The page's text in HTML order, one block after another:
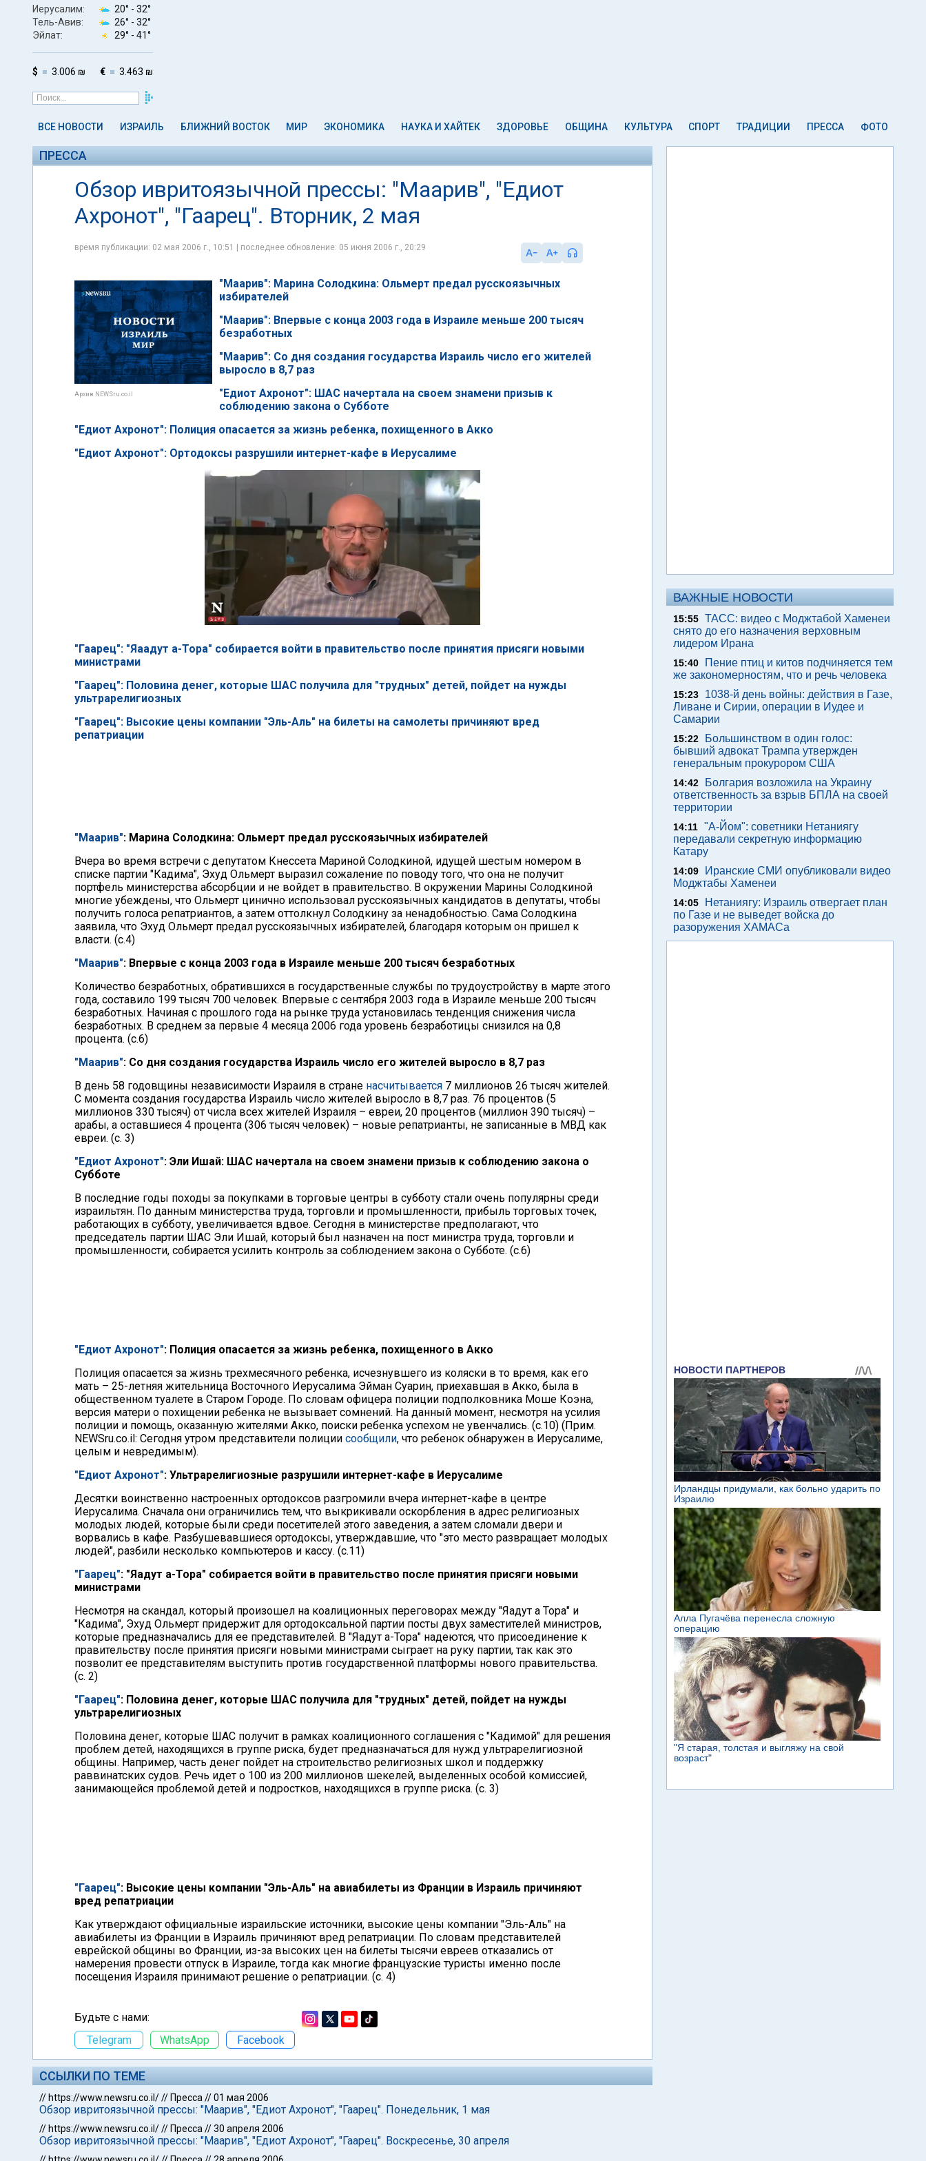
Иерусалим: 20° - 32°
Тель-Авив:
26° - 32°
Эйлат:
29° - 41°
$ 3.006 ₪ € 3.463 ₪
ВСЕ НОВОСТИ ИЗРАИЛЬ БЛИЖНИЙ ВОСТОК МИР ЭКОНОМИКА НАУКА И ХАЙТЕК ЗДОРОВЬЕ ОБЩИНА КУЛЬТУРА СПОРТ ТРАДИЦИИ ПРЕССА ФОТО
ПРЕССА
Обзор ивритоязычной прессы: "Маарив", "Едиот
Ахронот", "Гаарец". Вторник, 2 мая
время публикации: 02 мая 2006 г., 10:51 | последнее обновление: 05 июня 2006 г., 20:29
Архив NEWSru.co.il
"Маарив": Марина Солодкина: Ольмерт предал русскоязычных
избирателей
"Маарив": Впервые с конца 2003 года в Израиле меньше 200 тысяч
безработных
"Маарив": Со дня создания государства Израиль число его жителей
выросло в 8,7 раз
"Едиот Ахронот": ШАС начертала на своем знамени призыв к
соблюдению закона о Субботе
"Едиот Ахронот": Полиция опасается за жизнь ребенка, похищенного в Акко
"Едиот Ахронот": Ортодоксы разрушили интернет-кафе в Иерусалиме
"Гаарец": "Яаадут а-Тора" собирается войти в правительство после принятия присяги новыми
министрами
"Гаарец": Половина денег, которые ШАС получила для "трудных" детей, пойдет на нужды
ультрарелигиозных
"Гаарец": Высокие цены компании "Эль-Аль" на билеты на самолеты причиняют вред
репатриации
"Маарив": Марина Солодкина: Ольмерт предал русскоязычных избирателей
Вчера во время встречи с депутатом Кнессета Мариной Солодкиной, идущей шестым номером в
списке партии "Кадима", Эхуд Ольмерт выразил сожаление по поводу того, что она не получит
портфель министерства абсорбции и не войдет в правительство. В окружении Марины Солодкиной
многие убеждены, что Ольмерт цинично использовал русскоязычных кандидатов в депутаты, чтобы
получить голоса репатриантов, а затем оттолкнул Солодкину за ненадобностью. Сама Солодкина
заявила, что Эхуд Ольмерт предал русскоязычных избирателей, благодаря которым он пришел к
власти. (с.4)
"Маарив": Впервые с конца 2003 года в Израиле меньше 200 тысяч безработных
Количество безработных, обратившихся в государственные службы по трудоустройству в марте этого
года, составило 199 тысяч 700 человек. Впервые с сентября 2003 года в Израиле меньше 200 тысяч
безработных. Начиная с прошлого года на рынке труда установилась тенденция снижения числа
безработных. В среднем за первые 4 месяца 2006 года уровень безработицы снизился на 0,8
процента. (с.6)
"Маарив": Со дня создания государства Израиль число его жителей выросло в 8,7 раз
В день 58 годовщины независимости Израиля в стране насчитывается 7 миллионов 26 тысяч жителей.
С момента создания государства Израиль число жителей выросло в 8,7 раз. 76 процентов (5
миллионов 330 тысяч) от числа всех жителей Израиля – евреи, 20 процентов (миллион 390 тысяч) –
арабы, а оставшиеся 4 процента (306 тысяч человек) – новые репатрианты, не записанные в МВД как
евреи. (с. 3)
"Едиот Ахронот": Эли Ишай: ШАС начертала на своем знамени призыв к соблюдению закона о
Субботе
В последние годы походы за покупками в торговые центры в субботу стали очень популярны среди
израильтян. По данным министерства труда, торговли и промышленности, прибыль торговых точек,
работающих в субботу, увеличивается вдвое. Сегодня в министерстве предполагают, что
председатель партии ШАС Эли Ишай, который был назначен на пост министра труда, торговли и
промышленности, собирается усилить контроль за соблюдением закона о Субботе. (с.6)
"Едиот Ахронот": Полиция опасается за жизнь ребенка, похищенного в Акко
Полиция опасается за жизнь трехмесячного ребенка, исчезнувшего из коляски в то время, как его
мать – 25-летняя жительница Восточного Иерусалима Эйман Суарин, приехавшая в Акко, была в
общественном туалете в Старом Городе. По словам офицера полиции подполковника Моше Коэна,
версия матери о похищении ребенка не вызывает сомнений. На данный момент, несмотря на усилия
полиции и помощь, оказанную жителями Акко, поиски ребенка успехом не увенчались. (с.10) (Прим.
NEWSru.co.il: Сегодня утром представители полиции сообщили, что ребенок обнаружен в Иерусалиме,
целым и невредимым).
"Едиот Ахронот": Ультрарелигиозные разрушили интернет-кафе в Иерусалиме
Десятки воинственно настроенных ортодоксов разгромили вчера интернет-кафе в центре
Иерусалима. Сначала они ограничились тем, что выкрикивали оскорбления в адрес религиозных
молодых людей, которые были среди посетителей этого заведения, а затем сломали двери и
ворвались в кафе. Разбушевавшиеся ортодоксы, утверждавшие, что "это место развращает молодых
людей", разбили несколько компьютеров и кассу. (с.11)
"Гаарец": "Яадут а-Тора" собирается войти в правительство после принятия присяги новыми
министрами
Несмотря на скандал, который произошел на коалиционных переговорах между "Яадут а Тора" и
"Кадима", Эхуд Ольмерт придержит для ортодоксальной партии посты двух заместителей министров,
которые предназначались для ее представителей. В "Яадут а-Тора" надеются, что присоединение к
правительству после принятия присяги новыми министрами сыграет на руку партии, так как это
позволит ее представителям выступить против государственной платформы нового правительства.
(с. 2)
"Гаарец": Половина денег, которые ШАС получила для "трудных" детей, пойдет на нужды
ультрарелигиозных
Половина денег, которые ШАС получит в рамках коалиционного соглашения с "Кадимой" для решения
проблем детей, находящихся в группе риска, будет предназначаться для нужд ультрарелигиозной
общины. Например, часть денег пойдет на строительство религиозных школ и поддержку
раввинатских судов. Речь идет о 100 из 200 миллионов шекелей, выделенных особой комиссией,
занимающейся проблемой детей и подростков, находящихся в группе риска. (с. 3)
"Гаарец": Высокие цены компании "Эль-Аль" на авиабилеты из Франции в Израиль причиняют
вред репатриации
Как утверждают официальные израильские источники, высокие цены компании "Эль-Аль" на
авиабилеты из Франции в Израиль причиняют вред репатриации. По словам представителей
еврейской общины во Франции, из-за высоких цен на билеты тысячи евреев отказались от
намерения провести отпуск в Израиле, тогда как многие французские туристы именно после
посещения Израиля принимают решение о репатриации. (с. 4)
Будьте с нами:
Telegram
WhatsApp Facebook
ССЫЛКИ ПО ТЕМЕ
// https://www.newsru.co.il/// Пресса //01 мая 2006
Обзор ивритоязычной прессы: "Маарив", "Едиот Ахронот", "Гаарец". Понедельник, 1 мая
// https://www.newsru.co.il/// Пресса //30 апреля 2006
Обзор ивритоязычной прессы: "Маарив", "Едиот Ахронот", "Гаарец". Воскресенье, 30 апреля
ВАЖНЫЕ НОВОСТИ
15:55 ТАСС: видео с Моджтабой Хаменеи
снято до его назначения верховным
лидером Ирана
15:40
Пение птиц и китов подчиняется тем
же закономерностям, что и речь человека
15:23
1038-й день войны: действия в Газе,
Ливане и Сирии, операции в Иудее и
Самарии
15:22
Большинством в один голос:
бывший адвокат Трампа утвержден
генеральным прокурором США
14:42
Болгария возложила на Украину
ответственность за взрыв БПЛА на своей
территории
14:11 "А-Йом": советники Нетаниягу
передавали секретную информацию
Катару
14:09
Иранские СМИ опубликовали видео
Моджтабы Хаменеи
14:05
Нетаниягу: Израиль отвергает план
по Газе и не выведет войска до
разоружения ХАМАСа